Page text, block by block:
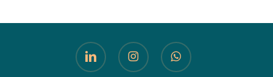
linkedin instagram whatsapp